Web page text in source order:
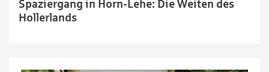
Spaziergang in Horn-Lehe: Die Weiten des
Hollerlands